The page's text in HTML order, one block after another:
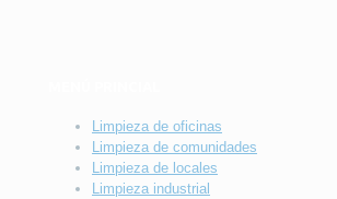
Limpieza de oficinas
Limpieza de comunidades
Limpieza de locales
Limpieza industrial